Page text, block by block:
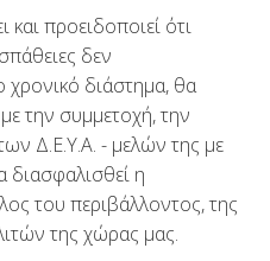
και προειδοποιεί ότι
δεν
χρονικό διάστημα, θα
με την συμμετοχή, την
Δ.Ε.Υ.Α. - μελών της με
η
του περιβάλλοντος, της
της χώρας μας.